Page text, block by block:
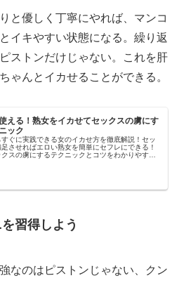
と優しく丁寧にやれば、マンコ
イキやすい状態になる。繰り返
ストンだけじゃない。これを肝
ゃんとイカせることができる。
える！熟女をイカせてセックスの虜にす
ック
ぐに実践できる女のイカせ方を徹底解説！セッ
足させればエロい熟女を簡単にセフレにできる！
スの虜にするテクニックとコツをわかりやすく
習得しよう
なのはピストンじゃない、クン